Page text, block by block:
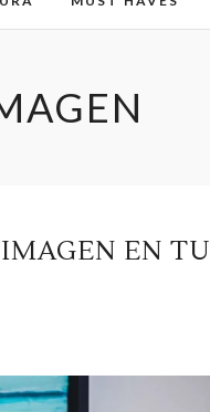
EN TU